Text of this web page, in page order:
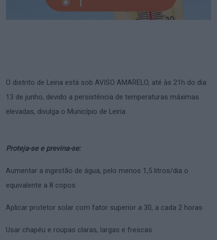
O distrito de Leiria está sob AVISO AMARELO, até às 21h do dia
13 de junho, devido a persistência de temperaturas máximas
elevadas, divulga o Município de Leiria.
Proteja-se e previna-se:
Aumentar a ingestão de água, pelo menos 1,5 litros/dia o
equivalente a 8 copos
Aplicar protetor solar com fator superior a 30, a cada 2 horas
Usar chapéu e roupas claras, largas e frescas